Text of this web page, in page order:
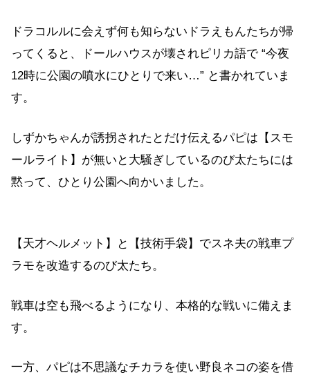
ドラコルルに会えず何も知らないドラえもんたちが帰
ってくると、ドールハウスが壊されピリカ語で “今夜
12時に公園の噴水にひとりで来い…” と書かれていま
す。
しずかちゃんが誘拐されたとだけ伝えるパピは【スモ
ールライト】が無いと大騒ぎしているのび太たちには
黙って、ひとり公園へ向かいました。
【天才ヘルメット】と【技術手袋】でスネ夫の戦車プ
ラモを改造するのび太たち。
戦車は空も飛べるようになり、本格的な戦いに備えま
す。
一方、パピは不思議なチカラを使い野良ネコの姿を借